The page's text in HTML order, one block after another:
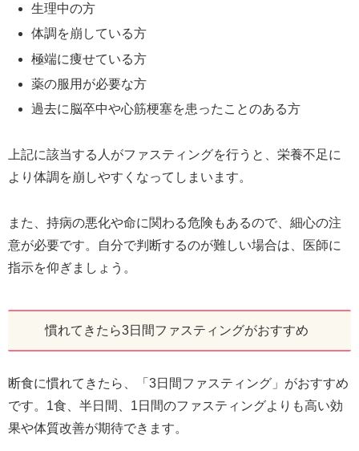
生理中の方
体調を崩している方
極端に痩せている方
薬の服用が必要な方
過去に脳卒中や心筋梗塞を患ったことのある方
上記に該当する人がファスティングを行うと、栄養不足に
より体調を崩しやすくなってしまいます。
また、持病の悪化や命に関わる危険もあるので、細心の注
意が必要です。自分で判断するのが難しい場合は、医師に
指示を仰ぎましょう。
慣れてきたら3日間ファスティングがおすすめ
断食に慣れてきたら、「3日間ファスティング」がおすすめ
です。1食、半日間、1日間のファスティングよりも高い効
果や体質改善が期待できます。